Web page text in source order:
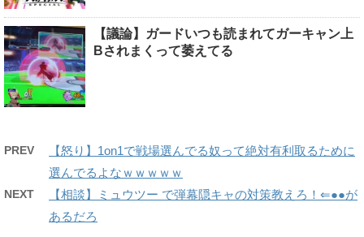
【議論】ガードいつも読まれてガーキャン上
Bされまくって萎えてる
PREV
【怒り】1on1で戦場選んでる奴って絶対有利取るために
選んでるよなｗｗｗｗｗ
NEXT
【相談】ミュウツー で弾幕隠キャの対策教えろ！⇐●●が
あるだろ